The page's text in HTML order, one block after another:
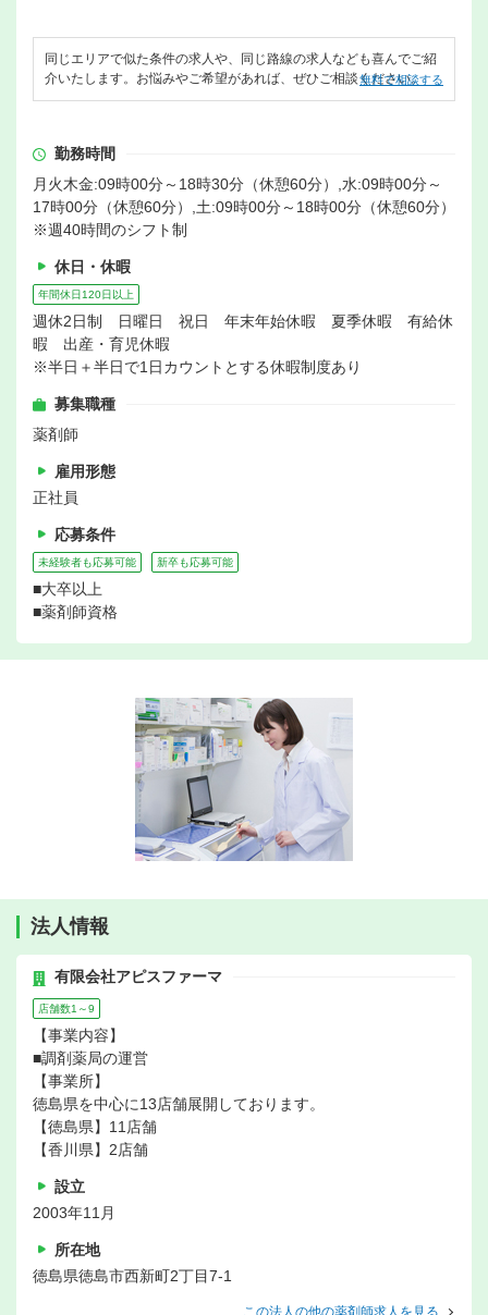
同じエリアで似た条件の求人や、同じ路線の求人なども喜んでご紹
介いたします。お悩みやご希望があれば、ぜひご相談ください。
無料で相談する
勤務時間
月火木金:09時00分～18時30分（休憩60分）,水:09時00分～
17時00分（休憩60分）,土:09時00分～18時00分（休憩60分）
※週40時間のシフト制
休日・休暇
年間休日120日以上
週休2日制 日曜日 祝日 年末年始休暇 夏季休暇 有給休
暇 出産・育児休暇
※半日＋半日で1日カウントとする休暇制度あり
募集職種
薬剤師
雇用形態
正社員
応募条件
未経験者も応募可能 新卒も応募可能
■大卒以上
■薬剤師資格
法人情報
有限会社アピスファーマ
店舗数1～9
【事業内容】
■調剤薬局の運営
【事業所】
徳島県を中心に13店舗展開しております。
【徳島県】11店舗
【香川県】2店舗
設立
2003年11月
所在地
徳島県徳島市西新町2丁目7-1